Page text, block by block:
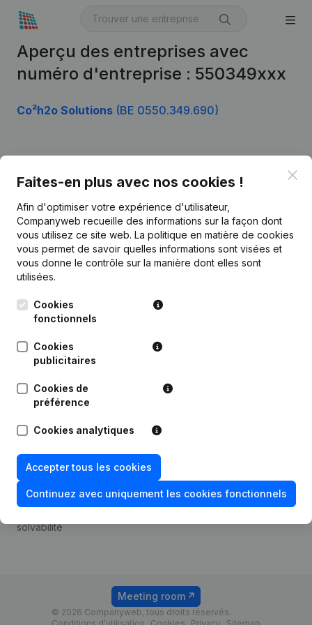
Aperçu des entreprises avec
numéro d'entreprise : 550349xxx
Co²h2o Solutions (BE 0550.349.690)
Faites-en plus avec nos cookies !
Afin d'optimiser votre expérience d'utilisateur,
Companyweb recueille des informations sur la façon dont
vous utilisez ce site web. La politique en matière de cookies
vous permet de savoir quelles informations sont visées et
vous donne le contrôle sur la manière dont elles sont
utilisées.
Cookies
fonctionnels
Cookies
publicitaires
Cookies de
préférence
Cookies analytiques
Accepter tous les cookies
Continuez avec uniquement les cookies fonctionnels
Français
Kantorenpark Everest
Leuvensesteenweg
1800 Vilvoorde
Informations d’entreprise
Monitoring
Recherche internationale
Prospection
Compliance et prévention
de la fraude
Consulter des comptes
Recherche de numéro de
TVA
solvabilité
Tarifs
© 2026 Companyweb, tous droits réservés.
Meeting room